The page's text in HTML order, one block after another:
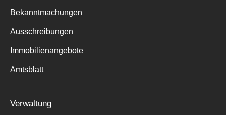
Bekanntmachungen
Ausschreibungen
Immobilienangebote
Amtsblatt
Verwaltung